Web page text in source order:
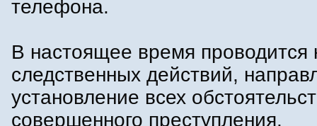
телефона.
В настоящее время проводится
следственных действий,
установление всех
совершенного преступления.